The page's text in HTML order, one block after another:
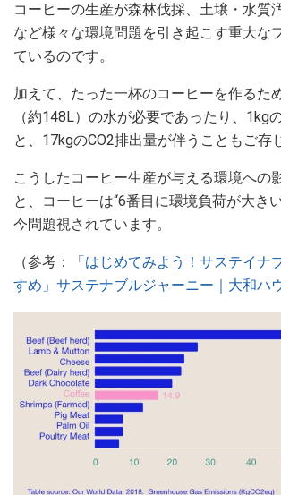
コーヒーの生産が森林伐採、土壌・水質
など様々な環境問題を引き起こす重大な
ているのです。
加えて、たった一杯のコーヒーを作るた
（約148L）の水が必要であったり、1kg
と、17kgのCO2排出量が伴うこともご存
こうしたコーヒー生産が与える環境への
と、コーヒーは“6番目に環境負荷が大き
今問題視されています。
（参考：
「はじめてみよう！サステイナ
すめ」サステナブルジャーニー｜大和ハ